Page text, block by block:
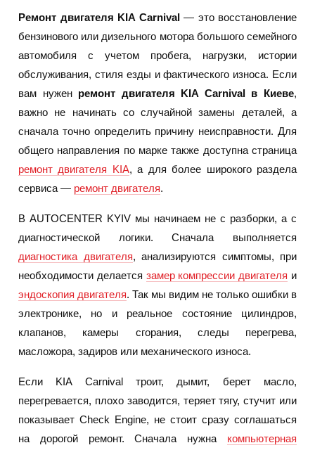
Ремонт двигателя KIA Carnival— это восстановление
бензинового или дизельного мотора большого семейного
автомобиля с учетом пробега, нагрузки, истории
обслуживания, стиля езды и фактического износа. Если
вам нужен ремонт двигателя KIA Carnival в Киеве,
важно не начинать со случайной замены деталей, а
сначала точно определить причину неисправности. Для
общего направления по марке также доступна страница
ремонт двигателя KIA, а для более широкого раздела
сервиса — ремонт двигателя.
В AUTOCENTER KYIV мы начинаем не с разборки, а с
диагностической логики. Сначала выполняется
диагностика двигателя, анализируются симптомы, при
необходимости делается замер компрессии двигателя и
эндоскопия двигателя. Так мы видим не только ошибки в
электронике, но и реальное состояние цилиндров,
клапанов, камеры сгорания, следы перегрева,
масложора, задиров или механического износа.
Если KIA Carnival троит, дымит, берет масло,
перегревается, плохо заводится, теряет тягу, стучит или
показывает Check Engine, не стоит сразу соглашаться
на дорогой ремонт. Сначала нужна компьютерная